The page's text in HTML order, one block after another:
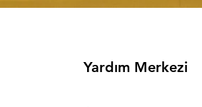
Yardım Merkezi